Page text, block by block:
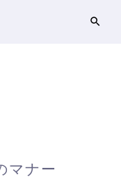
マナー